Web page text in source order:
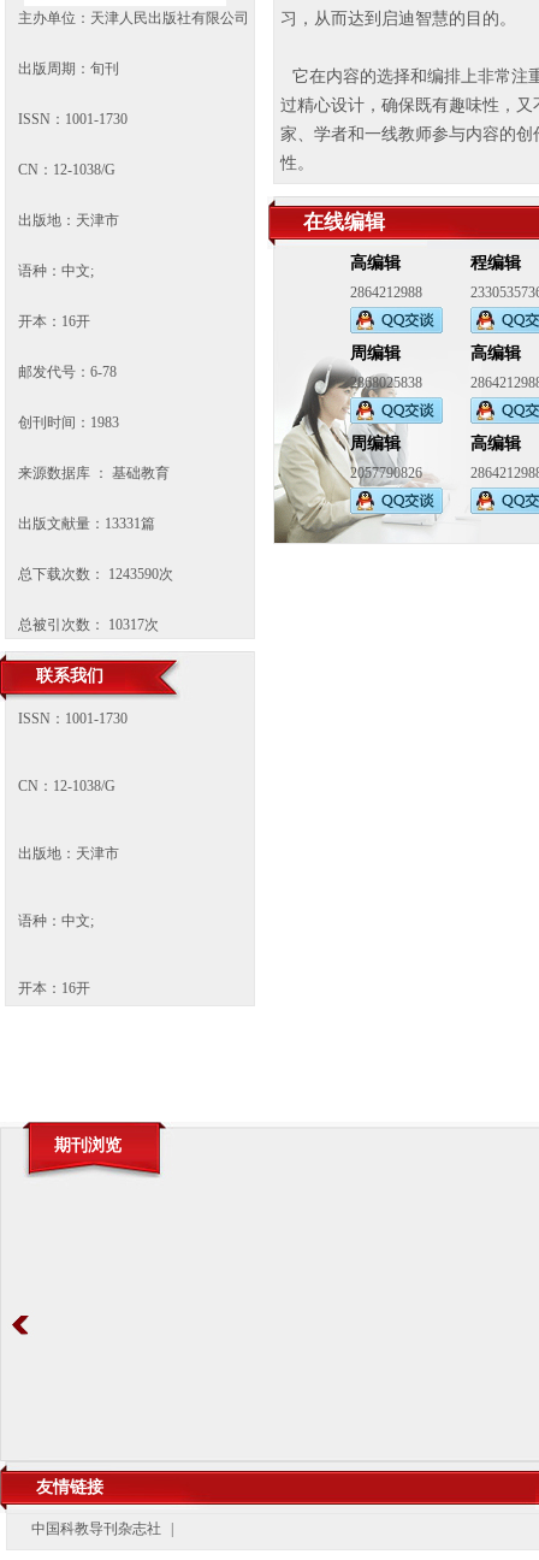
主办单位：天津人民出版社有限公司
出版周期：旬刊
ISSN ： 1001-1730
CN ： 12-1038/G
出版地：天津市
语种：中文;
开本： 16开
邮发代号： 6-78
创刊时间： 1983
来源数据库 ： 基础教育
出版文献量： 13331篇
总下载次数： 1243590次
总被引次数： 10317次
联系我们
ISSN：1001-1730
CN：12-1038/G
出版地：天津市
语种：中文;
开本：16开
习，从而达到启迪智慧的目的。
它在内容的选择和编排上非常注
过精心设计，确保既有趣味性，
家、学者和一线教师参与内容的
性。
在线编辑
高编辑
2864212988
程编辑
周编辑
2868025838
高编辑
周编辑
2057790826
高编辑
期刊浏览
友情链接
中国科教导刊杂志社